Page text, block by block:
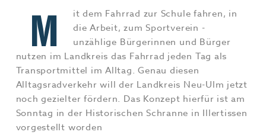
M
it dem Fahrrad zur Schule fahren, in
die Arbeit, zum Sportverein -
unzählige Bürgerinnen und Bürger
nutzen im Landkreis das Fahrrad jeden Tag als
Transportmittel im Alltag. Genau diesen
Alltagsradverkehr will der Landkreis Neu-Ulm jetzt
noch gezielter fördern. Das Konzept hierfür ist am
Sonntag in der Historischen Schranne in Illertissen
vorgestellt worden